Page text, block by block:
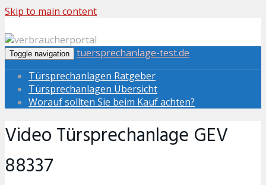
Skip to main content
Toggle navigation
tuersprechanlage-test.de
Türsprechanlagen Ratgeber
Türsprechanlagen Übersicht
Worauf sollten Sie beim Kauf achten?
Video Türsprechanlage GEV
88337